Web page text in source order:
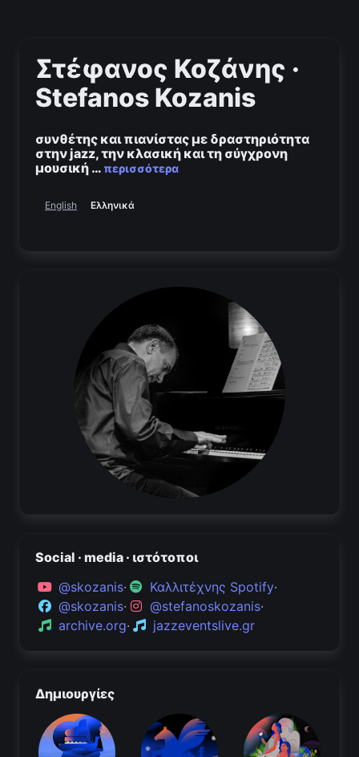
Στέφανος Κοζάνης ·
Stefanos Kozanis
συνθέτης και πιανίστας με δραστηριότητα
στην jazz, την κλασική και τη σύγχρονη
μουσική … περισσότερα
Ελληνικά
Social · media · ιστότοποι
@skozanis· Καλλιτέχνης Spotify·
@skozanis· @stefanoskozanis·
archive.org· jazzeventslive.gr
Δημιουργίες